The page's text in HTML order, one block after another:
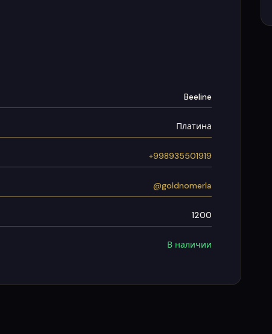
Beeline
Платина
+998935501919
@goldnomerla
1200
В наличии